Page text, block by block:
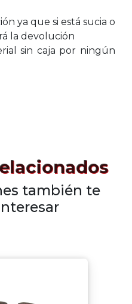
ya que si está sucia o
la devolución
sin caja por ningún
también te